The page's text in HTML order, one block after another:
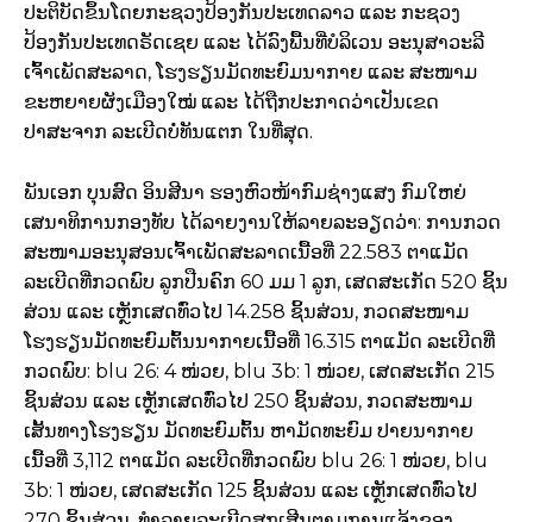
ປະຕິບັດຂຶ້ນໂດຍກະຊວງປ້ອງກັນປະເທດລາວ ແລະ ກະຊວງ
ປ້ອງກັນປະເທດຣັດເຊຍ ແລະ ໄດ້ລົງພື້ນທີ່ບໍລິເວນ ອະນຸສາວະລີ
ເຈົ້າເພັດສະລາດ, ໂຮງຮຽນມັດທະຍົມນາກາຍ ແລະ ສະໜາມ
ຂະຫຍາຍຜັງເມືອງໃໝ່ ແລະ ໄດ້ຖືກປະກາດວ່າເປັນເຂດ
ປາສະຈາກ ລະເບີດບໍ່ທັນແຕກ ໃນທີ່ສຸດ.
ພັນເອກ ບຸນສົດ ອິນສີນາ ຮອງຫົວໜ້າກົມຊ່າງແສງ ກົມໃຫຍ່
ເສນາທິການກອງທັບ ໄດ້ລາຍງານໃຫ້ລາຍລະອຽດວ່າ: ການກວດ
ສະໜາມອະນຸສອນເຈົ້າເພັດສະລາດເນື້ອທີ່ 22.583 ຕາແມັດ
ລະເບີດທີ່ກວດພົບ ລູກປືນຄົກ 60 ມມ 1 ລູກ, ເສດສະເກັດ 520 ຊິ້ນ
ສ່ວນ ແລະ ເຫຼັກເສດທົ່ວໄປ 14.258 ຊິ້ນສ່ວນ, ກວດສະໜາມ
ໂຮງຮຽນມັດທະຍົມຕົ້ນນາກາຍເນື້ອທີ່ 16.315 ຕາແມັດ ລະເບີດທີ່
ກວດພົບ: blu 26: 4 ໜ່ວຍ, blu 3b: 1 ໜ່ວຍ, ເສດສະເກັດ 215
ຊິ້ນສ່ວນ ແລະ ເຫຼັກເສດທົ່ວໄປ 250 ຊິ້ນສ່ວນ, ກວດສະໜາມ
ເສັ້ນທາງໂຮງຮຽນ ມັດທະຍົມຕົ້ນ ຫາມັດທະຍົມ ປາຍນາກາຍ
ເນື້ອທີ່ 3,112 ຕາແມັດ ລະເບີດທີ່ກວດພົບ blu 26: 1 ໜ່ວຍ, blu
3b: 1 ໜ່ວຍ, ເສດສະເກັດ 125 ຊິ້ນສ່ວນ ແລະ ເຫຼັກເສດທົ່ວໄປ